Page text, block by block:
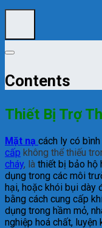
Contents
Thiết Bị Trợ
Mặt nạ cách ly có
cấp không thể thiếu
cháy, là thiết bị bảo hộ
dụng trong các môi
hại, hoặc khói bụi dày
bằng cách cung cấp
dụng trong hầm mỏ,
nghiệp hoá chất, luyện